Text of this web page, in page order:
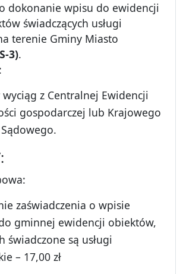
dokonanie wpisu do ewidencji
świadczących usługi
terenie Gminy Miasto
3).
z Centralnej Ewidencji
gospodarczej lub Krajowego
zaświadczenia o wpisie
gminnej ewidencji obiektów,
świadczone są usługi
– 17,00 zł